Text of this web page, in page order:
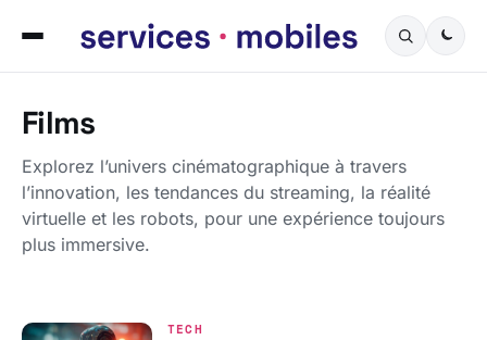
Films
Explorez l’univers cinématographique à travers
l’innovation, les tendances du streaming, la réalité
virtuelle et les robots, pour une expérience toujours
plus immersive.
TECH